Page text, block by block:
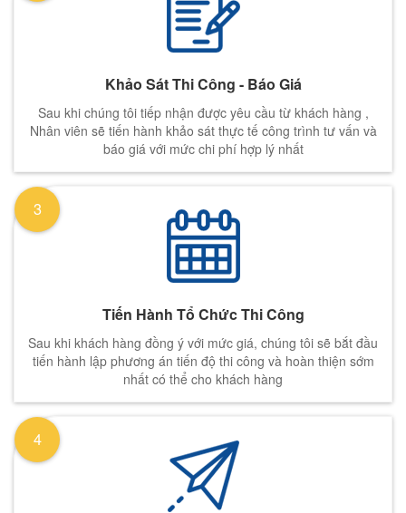
Khảo Sát Thi Công - Báo Giá
Sau khi chúng tôi tiếp nhận được yêu cầu từ khách hàng ,
Nhân viên sẽ tiến hành khảo sát thực tế công trình tư vấn và
báo giá với mức chi phí hợp lý nhất
Tiến Hành Tổ Chức Thi Công
Sau khi khách hàng đồng ý với mức giá, chúng tôi sẽ bắt đầu
tiến hành lập phương án tiến độ thi công và hoàn thiện sớm
nhất có thể cho khách hàng
3
4